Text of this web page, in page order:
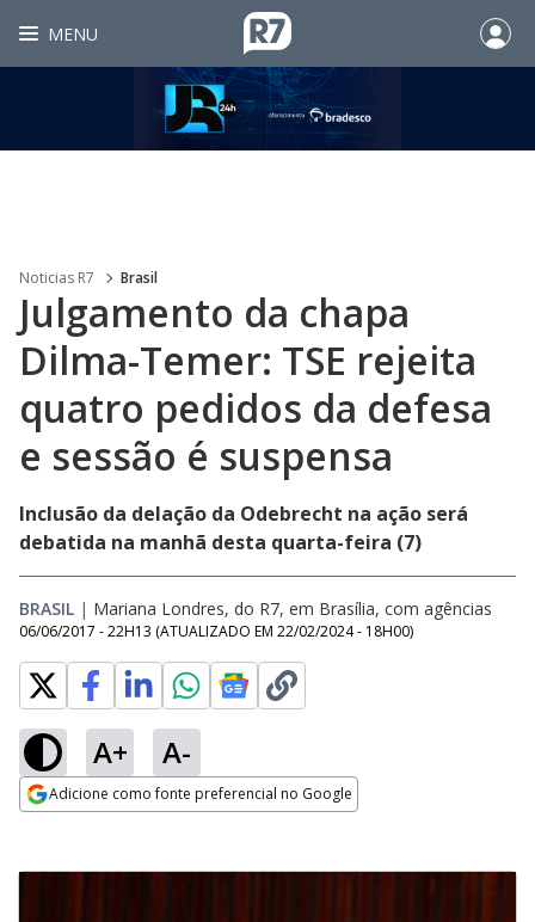
MENU
Noticias R7 Brasil
Julgamento da chapa
Dilma-Temer: TSE rejeita
quatro pedidos da defesa
e sessão é suspensa
Inclusão da delação da Odebrecht na ação será
debatida na manhã desta quarta-feira (7)
BRASIL | Mariana Londres, do R7, em Brasília, com agências
06/06/2017 - 22H13 (ATUALIZADO EM 22/02/2024 - 18H00)
A+ A-
Adicione como fonte preferencial no Google